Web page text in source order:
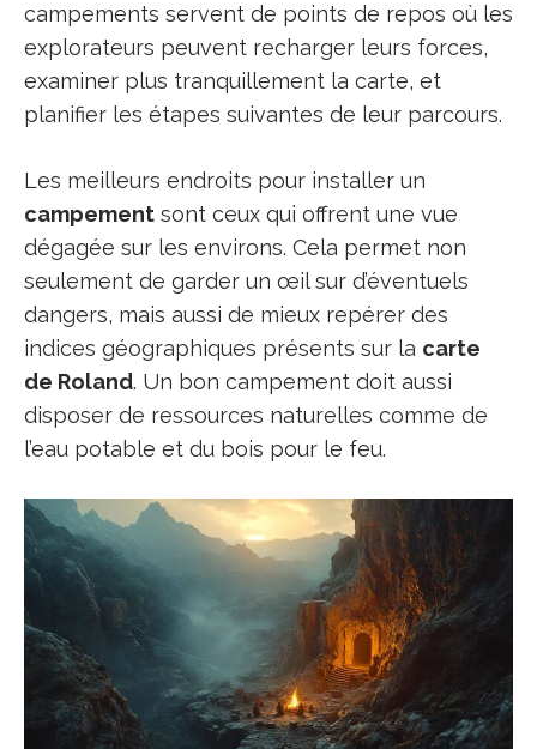
campements servent de points de repos où les
explorateurs peuvent recharger leurs forces,
examiner plus tranquillement la carte, et
planifier les étapes suivantes de leur parcours.
Les meilleurs endroits pour installer un
campement sont ceux qui offrent une vue
dégagée sur les environs. Cela permet non
seulement de garder un œil sur d’éventuels
dangers, mais aussi de mieux repérer des
indices géographiques présents sur la carte
de Roland. Un bon campement doit aussi
disposer de ressources naturelles comme de
l’eau potable et du bois pour le feu.